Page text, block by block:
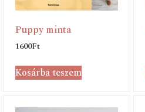
Puppy minta
1600Ft
Kosárba teszem